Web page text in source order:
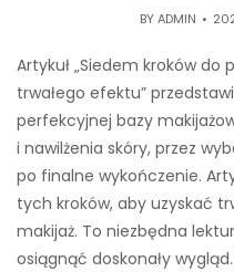
BYADMIN
Artykuł „Siedem kroków do
trwałego efektu”
perfekcyjnej bazy
i nawilżenia skóry, przez
po finalne wykończenie.
tych kroków, aby uzyskać
makijaż. To niezbędna
osiągnąć doskonały